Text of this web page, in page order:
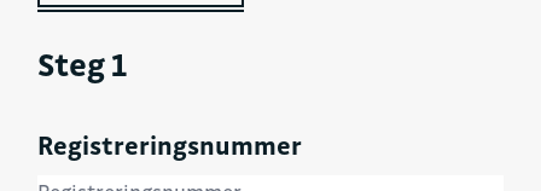
Steg 1
Registreringsnummer